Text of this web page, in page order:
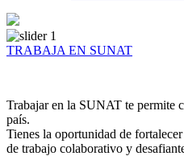
TRABAJA EN SUNAT
Trabajar en la SUNAT te permite
país.
Tienes la oportunidad de
de trabajo colaborativo y